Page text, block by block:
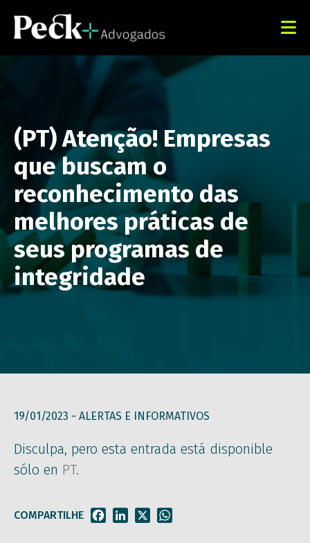
(PT) Atenção! Empresas
que buscam o
reconhecimento das
melhores práticas de
seus programas de
integridade
19/01/2023 - ALERTAS E INFORMATIVOS
Disculpa, pero esta entrada está disponible
sólo en PT.
COMPARTILHE FacebookLinkedIn